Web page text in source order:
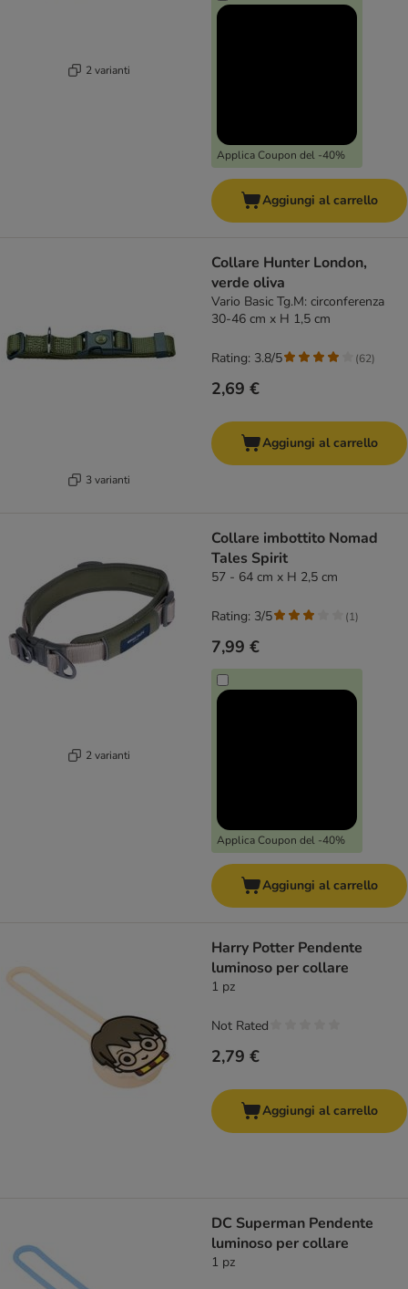
2 varianti
Applica Coupon del -40%
Aggiungi al carrello
3 varianti
Collare Hunter London,
verde oliva
Vario Basic Tg.M: circonferenza
30-46 cm x H 1,5 cm
2,69 €
Rating: 3.8/5 (62)
Aggiungi al carrello
2 varianti
Collare imbottito Nomad
Tales Spirit
57 - 64 cm x H 2,5 cm
7,99 €
Applica Coupon del -40%
Rating: 3/5 (1)
Aggiungi al carrello
Harry Potter Pendente
luminoso per collare
1 pz
2,79 €
Not Rated
Aggiungi al carrello
DC Superman Pendente
luminoso per collare
1 pz